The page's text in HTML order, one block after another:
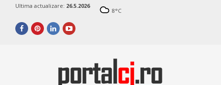
Ultima actualizare: 26.5.2026
8°C